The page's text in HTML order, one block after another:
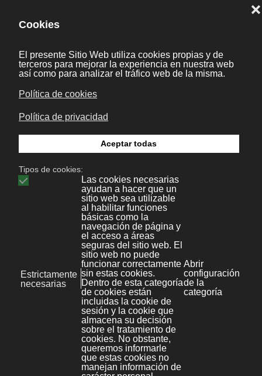
llamadas telefónicas entrantes o
los chequeos necesarios de seguridad y
otros procedimientos necesarios para
registrar a un usuario en la red.
Servidor de uso
cliente, aceptando las instrucciones para
de trabajo y sirviendo los resultados a su
vez al sitio de trabajo, mientras que el sitio
de trabajo realiza el interfaz operador o la
porción del GUI del proceso (es decir, la
lógica de la presentación) que se requiere
para trabajar correctamente.
Servidor web: almacena documentos
HTML, imágenes, archivos de texto,
escrituras, y demás material Web
compuesto por datos (conocidos
colectivamente como contenido), y
distribuye este contenido a clientes que la
piden en la red.